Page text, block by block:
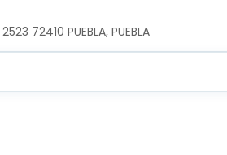
72410 PUEBLA, PUEBLA